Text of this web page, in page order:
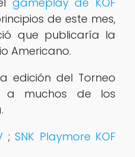
de este mes,
que publicaría la
Americano.
edición del Torneo
a muchos de los
;SNK Playmore KOF